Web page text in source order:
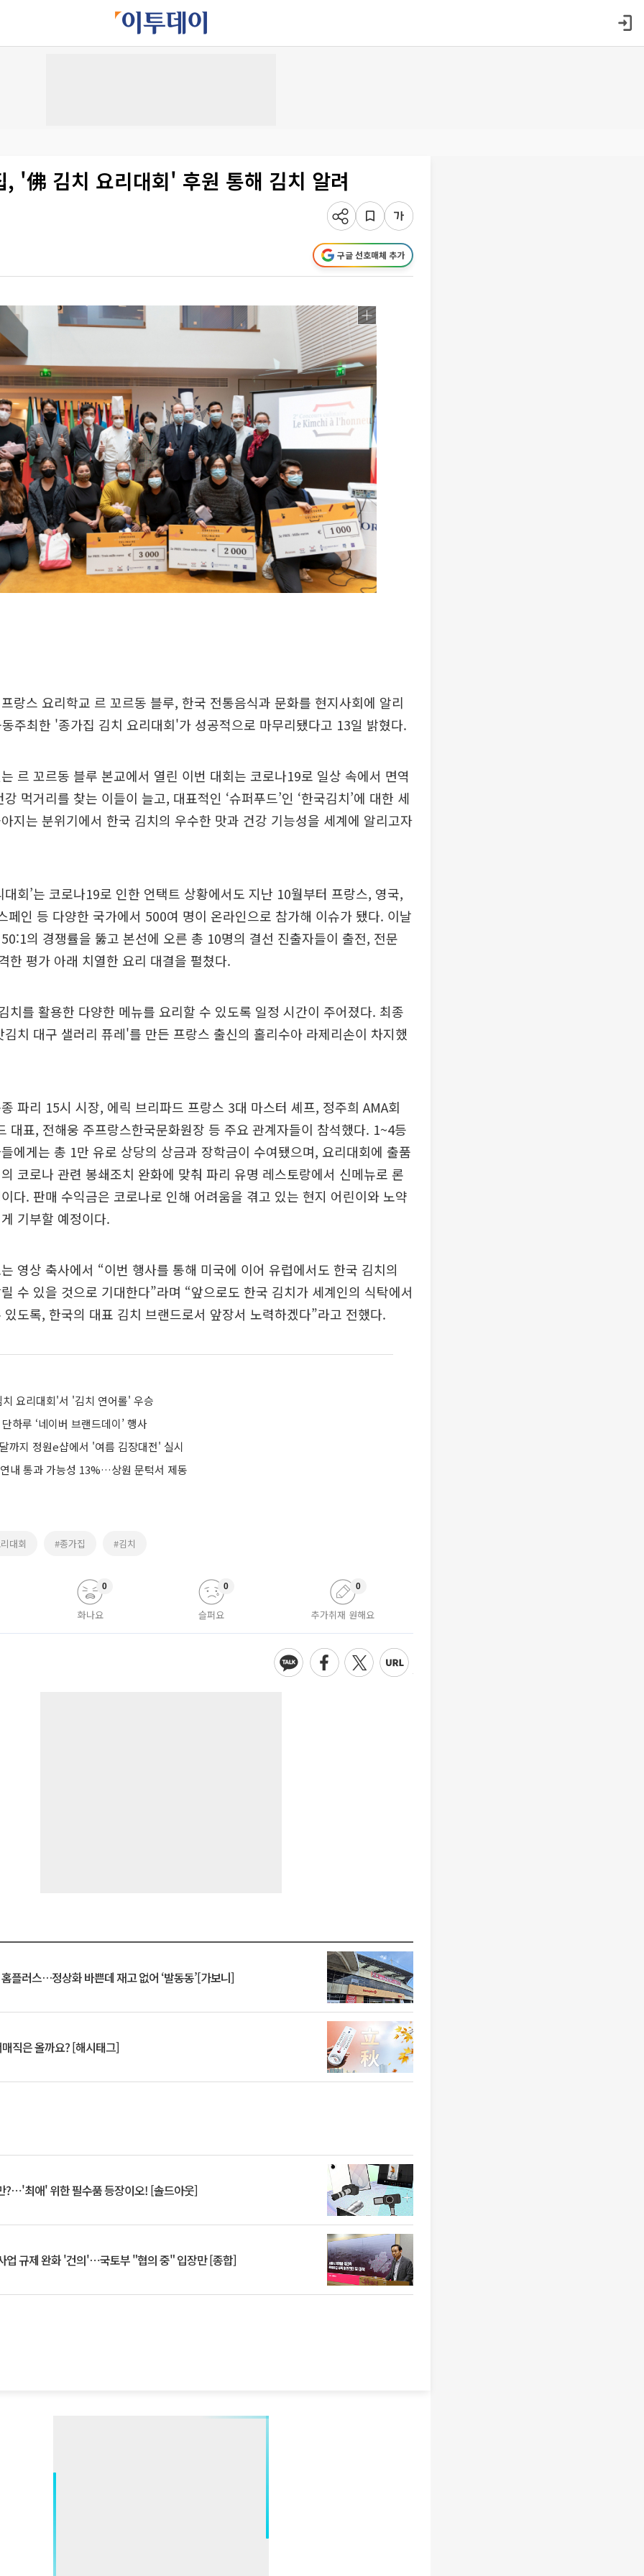
, '佛 김치 요리대회' 후원 통해 김치 알려
구글 선호매체 추가
랑스 요리학교 르 꼬르동 블루, 한국 전통음식과 문화를 현지사회에 알리
주최한 '종가집 김치 요리대회'가 성공적으로 마무리됐다고 13일 밝혔다.
르 꼬르동 블루 본교에서 열린 이번 대회는 코로나19로 일상 속에서 면역
먹거리를 찾는 이들이 늘고, 대표적인 ‘슈퍼푸드’인 ‘한국김치’에 대한 세
지는 분위기에서 한국 김치의 우수한 맛과 건강 기능성을 세계에 알리고자
대회’는 코로나19로 인한 언택트 상황에서도 지난 10월부터 프랑스, 영국,
페인 등 다양한 국가에서 500여 명이 온라인으로 참가해 이슈가 됐다. 이날
의 경쟁률을 뚫고 본선에 오른 총 10명의 결선 진출자들이 출전, 전문
한 평가 아래 치열한 요리 대결을 펼쳤다.
치를 활용한 다양한 메뉴를 요리할 수 있도록 일정 시간이 주어졌다. 최종
김치 대구 샐러리 퓨레'를 만든 프랑스 출신의 홀리수아 라제리손이 차지했
파리 15시 시장, 에릭 브리파드 프랑스 3대 마스터 셰프, 정주희 AMA회
대표, 전해웅 주프랑스한국문화원장 등 주요 관계자들이 참석했다. 1~4등
에게는 총 1만 유로 상당의 상금과 장학금이 수여됐으며, 요리대회에 출품
코로나 관련 봉쇄조치 완화에 맞춰 파리 유명 레스토랑에서 신메뉴로 론
다. 판매 수익금은 코로나로 인해 어려움을 겪고 있는 현지 어린이와 노약
기부할 예정이다.
영상 축사에서 “이번 행사를 통해 미국에 이어 유럽에서도 한국 김치의
수 있을 것으로 기대한다”라며 “앞으로도 한국 김치가 세계인의 식탁에서
도록, 한국의 대표 김치 브랜드로서 앞장서 노력하겠다”라고 전했다.
요리대회'서 '김치 연어롤' 우승
하루 ‘네이버 브랜드데이’ 행사
까지 정원e샵에서 '여름 김장대전' 실시
내 통과 가능성 13%…상원 문턱서 제동
대회 #종가집 #김치
화나요
0
슬퍼요
0
추가취재 원해요
0
플러스…정상화 바쁜데 재고 없어 ‘발동동’[가보니]
직은 올까요? [해시태그]
?⋯'최애' 위한 필수품 등장이오! [솔드아웃]
업 규제 완화 '건의'⋯국토부 "협의 중" 입장만 [종합]